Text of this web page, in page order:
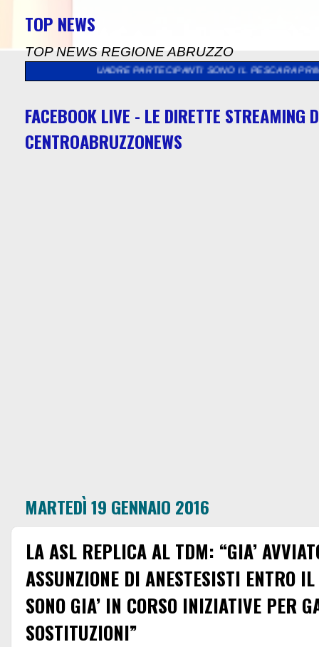
TOP NEWS
TOP NEWS REGIONE ABRUZZO
PARTECIPANTI SONO IL PESCARA PRIMAVERA, L'
FACEBOOK LIVE - LE DIRETTE STREAMING
CENTROABRUZZONEWS
MARTEDÌ 19 GENNAIO 2016
LA ASL REPLICA AL TDM: “GIA’
ASSUNZIONE DI ANESTESISTI ENTRO
SONO GIA’ IN CORSO INIZIATIVE PER
SOSTITUZIONI”